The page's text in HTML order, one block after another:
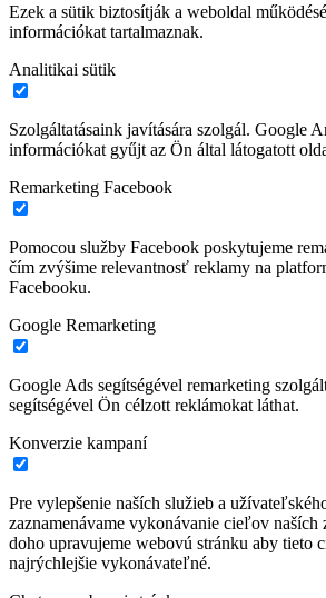
Ezek a sütik biztosítják a weboldal
információkat tartalmaznak.
Analitikai sütik
Szolgáltatásaink javítására szolgál. Google
információkat gyűjt az Ön által látogatott
Remarketing Facebook
Pomocou služby Facebook poskytujeme
čím zvýšime relevantnosť reklamy na
Facebooku.
Google Remarketing
Google Ads segítségével remarketing
segítségével Ön célzott reklámokat láthat.
Konverzie kampaní
Pre vylepšenie naších služieb a
zaznamenávame vykonávanie cieľov
doho upravujeme webovú stránku aby tieto
najrýchlejšie vykonávateľné.